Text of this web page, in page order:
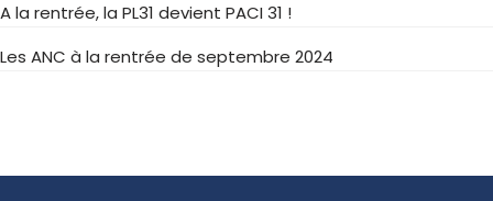
A la rentrée, la PL31 devient PACI 31 !
Les ANC à la rentrée de septembre 2024